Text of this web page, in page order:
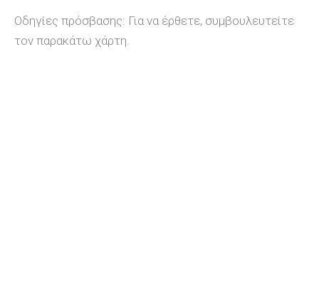
Οδηγίες πρόσβασης: Για να έρθετε, συμβουλευτείτε
τον παρακάτω χάρτη.